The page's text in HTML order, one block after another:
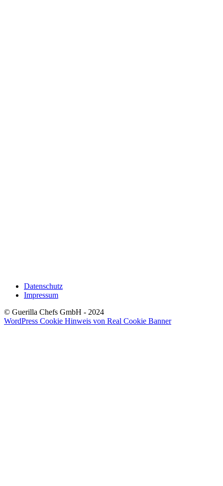
Datenschutz
Impressum
© Guerilla Chefs GmbH - 2024
WordPress Cookie Hinweis von Real Cookie Banner